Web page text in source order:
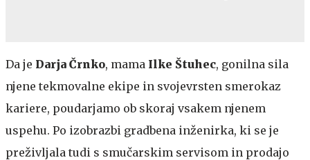
Da je Darja Črnko, mama Ilke Štuhec, gonilna sila
njene tekmovalne ekipe in svojevrsten smerokaz
kariere, poudarjamo ob skoraj vsakem njenem
uspehu. Po izobrazbi gradbena inženirka, ki se je
preživljala tudi s smučarskim servisom in prodajo